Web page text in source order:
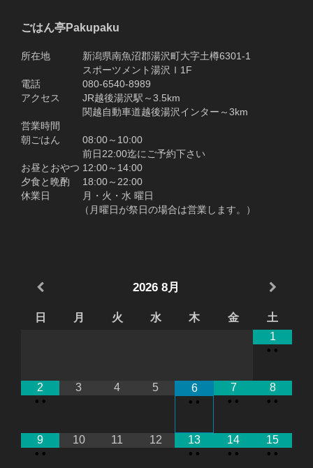
ごはん亭Pakupaku
所在地 新潟県南魚沼郡湯沢町大字土樽6301-1
スポーツメント湯沢Ｉ1F
電話 080-6540-8989
アクセス JR越後湯沢駅～3.5km
関越自動車道越後湯沢インター～3km
営業時間
朝ごはん 08:00～10:00
前日22:00迄にご予約下さい
お昼とおやつ 12:00～14:00
夕食と晩酌 18:00～22:00
休業日 月・火・水 曜日
（月曜日が祭日の場合は営業します。）
2026 8月
日 月 火 水 木 金
土
1
• •
2
• •
3 4 5
6
• •
7
• •
8
• •
9
• •
10 11 12
13
• •
14
• •
15
• •